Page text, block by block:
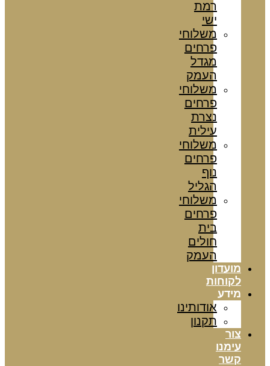
רמת
ישי
משלוחי
פרחים
מגדל
העמק
משלוחי
פרחים
נצרת
עילית
משלוחי
פרחים
נוף
הגליל
משלוחי
פרחים
בית
חולים
העמק
מועדון
לקוחות
מידע
אודותינו
תקנון
צור
עימנו
קשר